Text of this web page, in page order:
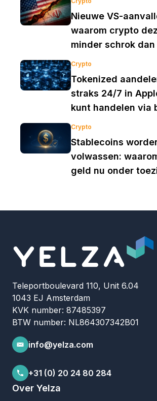
Nieuwe VS-
waarom crypto
minder schrok
Crypto
Tokenized
straks 24/7 in
kunt handelen via
Crypto
Stablecoins
volwassen:
geld nu onder
Teleportboulevard 110, Unit 6.04
1043 EJ Amsterdam
KVK number: 87485397
BTW number: NL864307342B01
info@yelza.com
+31 (0) 20 24 80 284
Over Yelza